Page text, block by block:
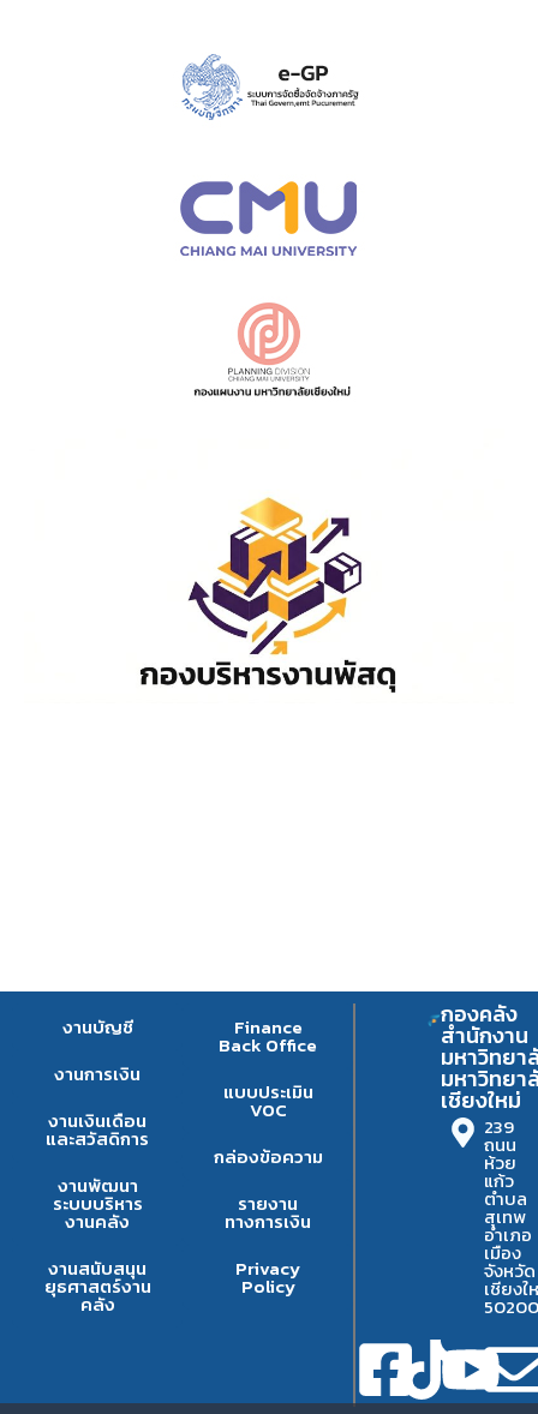
งานบัญชี
งานการเงิน
งานเงินเดือน
และสวัสดิการ
งานพัฒนา
ระบบบริหาร
งานคลัง
งานสนับสนุน
ยุธศาสตร์งาน
คลัง
Finance
Back Office
แบบประเมิน
VOC
กล่องข้อความ
รายงาน
ทางการเงิน
Privacy
Policy
กองคลัง
สำนักงาน
มหาวิทยา
มหาวิทยา
เชียงใหม่
239
ถนน
ห้วย
แก้ว
ตำบล
สุเทพ
อำเภอ
เมือง
จังหวัด
เชียงใ
50200